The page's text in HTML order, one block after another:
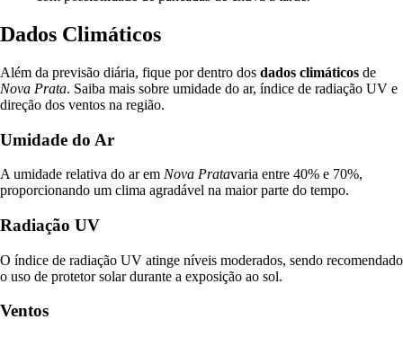
Dados Climáticos
Além da previsão diária, fique por dentro dos dados climáticos de
Nova Prata. Saiba mais sobre umidade do ar, índice de radiação UV e
direção dos ventos na região.
Umidade do Ar
A umidade relativa do ar em Nova Pratavaria entre 40% e 70%,
proporcionando um clima agradável na maior parte do tempo.
Radiação UV
O índice de radiação UV atinge níveis moderados, sendo recomendado
o uso de protetor solar durante a exposição ao sol.
Ventos